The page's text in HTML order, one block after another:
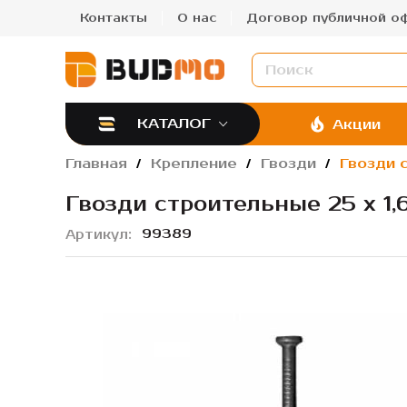
Контакты О нас Договор публичной
КАТАЛОГ Акции
Главная Крепление Гвозди Гвозди
Гвозди строительные 25 х
Артикул 99389